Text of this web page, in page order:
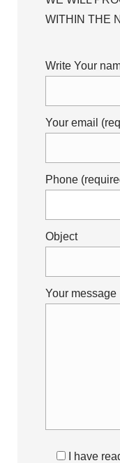
WITHIN THE
Write Your
Your email
Phone
Object
Your message
I have